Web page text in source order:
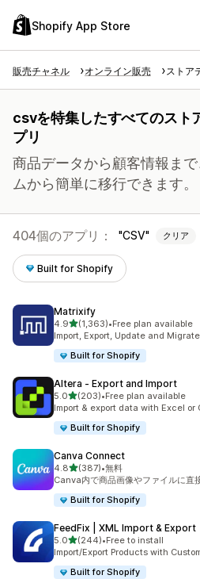
Shopify App Store
販売チャネル オンライン販売 ストア
csvを特集したすべてのスト
プリ
商品データから顧客情報ま
ムから簡単に移行できます。
404個のアプリ： CSV クリア
Built for Shopify
Matrixify
4.95つ星中
(1,363)
合計レビュー数：1363件
•Free plan available
Import, Export, Update and
Built for Shopify
Altera ‑ Export and Import
5.05つ星中
(203)
合計レビュー数：203件
•Free plan available
Import & export data with Excel or
Built for Shopify
Canva Connect
4.85つ星中
(387)
合計レビュー数：387件
•無料
Canva内で商品画像やファイルに直
Built for Shopify
FeedFix | XML Import & Export
5.05つ星中
(244)
合計レビュー数：244件
•Free to install
Import/Export Products with
Built for Shopify